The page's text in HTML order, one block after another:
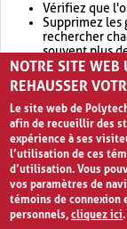
Vérifiez que
Supprimez les
rechercher
souvent plus
Envisagez
retournera
NOTRE SITE WEB
REHAUSSER
Le site web de
afin de recueillir des
expérience à ses
l’utilisation de ces
d’utilisation. Vous
vos paramètres de
témoins de connexion
personnels,cliquez ici.